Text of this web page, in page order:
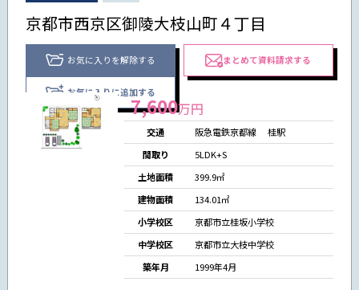
京都市西京区御陵大枝山町４丁目
お気に入りを解除する
お気に入りに追加する
まとめて資料請求する
7,600万円
交通 阪急電鉄京都線桂駅
間取り
5LDK+S
土地面積
399.9㎡
建物面積
134.01㎡
小学校区
京都市立桂坂小学校
中学校区
京都市立大枝中学校
築年月
1999年4月